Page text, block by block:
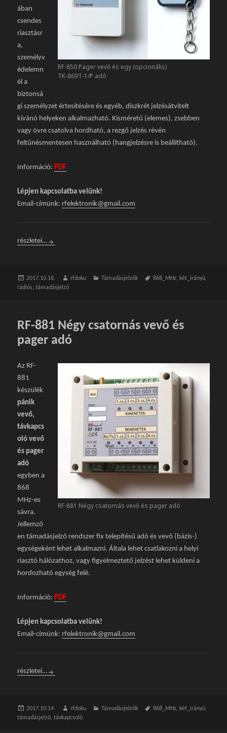
RF-850 Pager vevő és egy (opcionális)
TK-869T-1/P adó
ában
csendes
riasztásr
a,
személyv
édelemn
él a
biztonsá
gi személyzet értesítésére és egyéb, diszkrét jelzésátvitelt
kívánó helyeken alkalmazható. Kisméretű (elemes), zsebben
vagy övre csatolva hordható, a rezgő jelzés révén
feltűnésmentesen használható (hangjelzésre is beállítható).
Információ: PDF
Lépjen kapcsolatba velünk!
Email-címünk: rfelektronik@gmail.com
RF-850 Pager vevő
részletei…
Közzétéve
2017.10.16. Szerző
rfdoku Kategória
Támadásjelzők Címke
868_MHz, két_irányú,
rádiós,támadásjelző
RF-881 Négy csatornás vevő és
pager adó
RF-881 Négy csatornás vevő és pager adó
Az RF-
881
készülék
pánik
vevő,
távkapcs
oló vevő
és pager
adó
egyben a
868
MHz-es
sávra.
Jellemző
en támadásjelző rendszer fix telepítésű adó és vevő (bázis-)
egységeként lehet alkalmazni. Általa lehet csatlakozni a helyi
riasztó hálózathoz, vagy figyelmeztető jelzést lehet küldeni a
hordozható egység felé.
Információ:PDF
Lépjen kapcsolatba velünk!
Email-címünk: rfelektronik@gmail.com
RF-881 Négy csatornás vevő és pager adó
részletei…
Közzétéve
2017.10.14. Szerző
rfdoku Kategória
Támadásjelzők Címke
868_MHz, két_irányú,
támadásjelző,távkapcsoló